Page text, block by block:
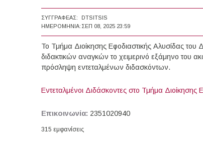
ΣΥΓΓΡΑΦΈΑΣ:
DTSITSIS
ΗΜΕΡΟΜΗΝΊΑ: ΣΕΠ 08, 2025 23:59
Το Τμήμα Διοίκησης Εφοδιαστικής Αλυσίδας του
διδακτικών αναγκών το χειμερινό εξάμηνο του
πρόσληψη εντεταλμένων διδασκόντων.
Εντεταλμένοι Διδάσκοντες στο Τμήμα Διοίκησης
Επικοινωνία: 2351020940
315 εμφανίσεις